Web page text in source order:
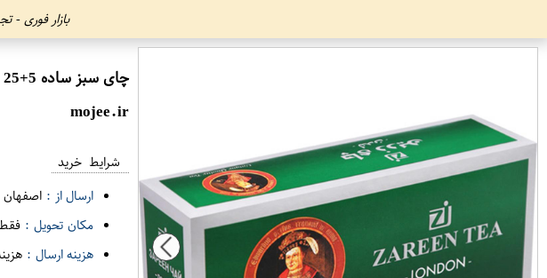
بازار فوری
چای سبز ساده 5+25 عددی زرین
mojee.ir
شرایط خرید
ارسال از : اصفهان
مکان تحویل :
هزینه ارسال :